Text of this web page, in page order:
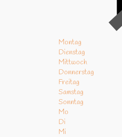
Montag
Dienstag
Mittwoch
Donnerstag
Freitag
Samstag
Sonntag
Mo
Di
Mi